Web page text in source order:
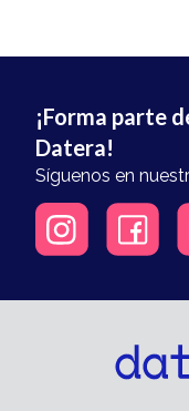
¡Forma parte
Datera!
Síguenos en